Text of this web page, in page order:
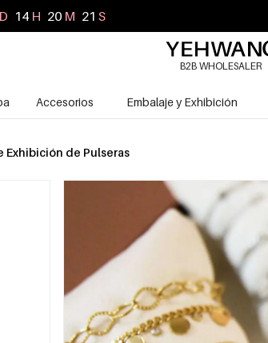
D 14 H 20 M 19 S
B2B WHOLESALER
Accesorios Embalaje y Exhibición
Exhibición de Pulseras